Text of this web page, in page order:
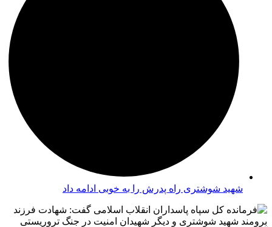
شهید شوشتری راه پدرش را به خوبی ادامه داد